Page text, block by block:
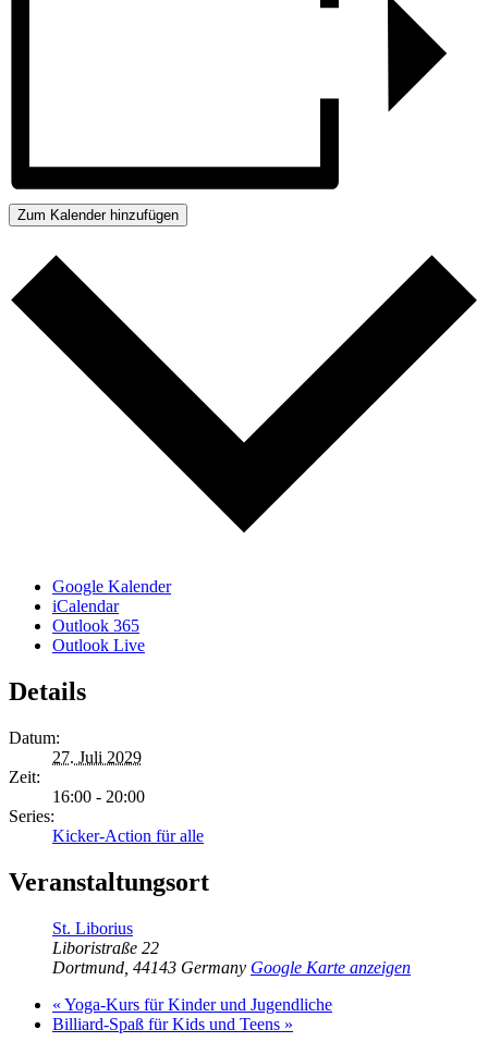
Zum Kalender hinzufügen
Google Kalender
iCalendar
Outlook 365
Outlook Live
Details
Datum:
27. Juli 2029
Zeit:
16:00 - 20:00
Series:
Kicker-Action für alle
Veranstaltungsort
St. Liborius
Liboristraße 22
Dortmund 44143 Germany Google Karte anzeigen
« Yoga-Kurs für Kinder und Jugendliche
Billiard-Spaß für Kids und Teens »